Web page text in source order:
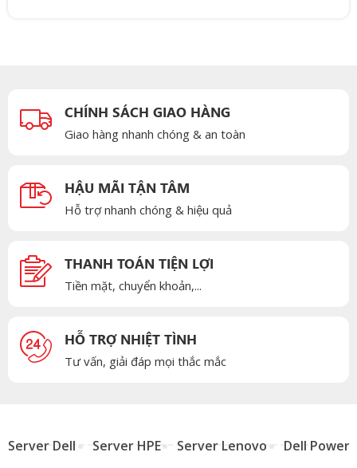
CHÍNH SÁCH GIAO HÀNG
Giao hàng nhanh chóng & an toàn
HẬU MÃI TẬN TÂM
Hỗ trợ nhanh chóng & hiệu quả
THANH TOÁN TIỆN LỢI
Tiền mặt, chuyển khoản,...
HỖ TRỢ NHIỆT TÌNH
Tư vấn, giải đáp mọi thắc mắc
Server Dell Server HPE Server Lenovo Dell